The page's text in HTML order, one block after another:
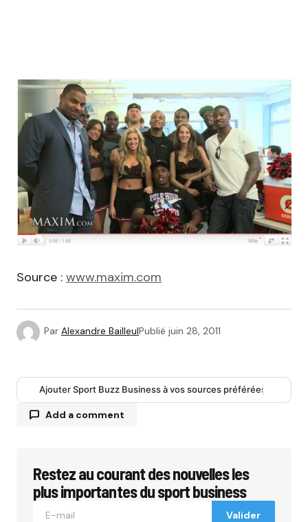
Source : www.maxim.com
Par Alexandre BailleulPublié juin 28, 2011
Ajouter Sport Buzz Business à vos sources préférées
Add a comment
Votre adresse e-mail ne sera pas publiée.Les
champs obligatoires sont indiqués avec*
Restez au courant des nouvelles les
plus importantes du sport business
Valider